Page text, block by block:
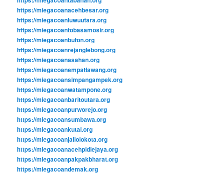
https://miegacoanacehbesar.org
https://miegacoanluwuutara.org
https://miegacoantobasamosir.org
https://miegacoanbuton.org
https://miegacoanrejanglebong.org
https://miegacoanasahan.org
https://miegacoanempatlawang.org
https://miegacoansimpangampek.org
https://miegacoanwatampone.org
https://miegacoanbaritoutara.org
https://miegacoanpurworejo.org
https://miegacoansumbawa.org
https://miegacoankutai.org
https://miegacoanjailolokota.org
https://miegacoanacehpidiejaya.org
https://miegacoanpakpakbharat.org
https://miegacoandemak.org